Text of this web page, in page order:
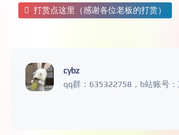
打赏点这里（感谢各位老板的打赏）
cybz
qq群：635322758，b站账号